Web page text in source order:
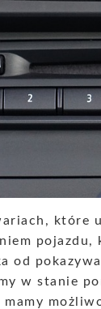
które
pojazdu,
od
w stanie